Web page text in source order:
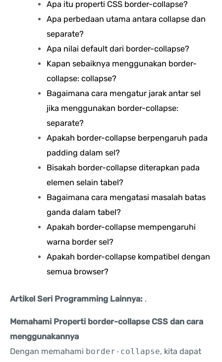
Apa itu properti CSS border-collapse?
Apa perbedaan utama antara collapse dan
separate?
Apa nilai default dari border-collapse?
Kapan sebaiknya menggunakan border-
collapse: collapse?
Bagaimana cara mengatur jarak antar sel
jika menggunakan border-collapse:
separate?
Apakah border-collapse berpengaruh pada
padding dalam sel?
Bisakah border-collapse diterapkan pada
elemen selain tabel?
Bagaimana cara mengatasi masalah batas
ganda dalam tabel?
Apakah border-collapse mempengaruhi
warna border sel?
Apakah border-collapse kompatibel dengan
semua browser?
Artikel Seri Programming Lainnya: .
Memahami Properti border-collapse CSS dan cara
menggunakannya
Dengan memahami border-collapse, kita dapat